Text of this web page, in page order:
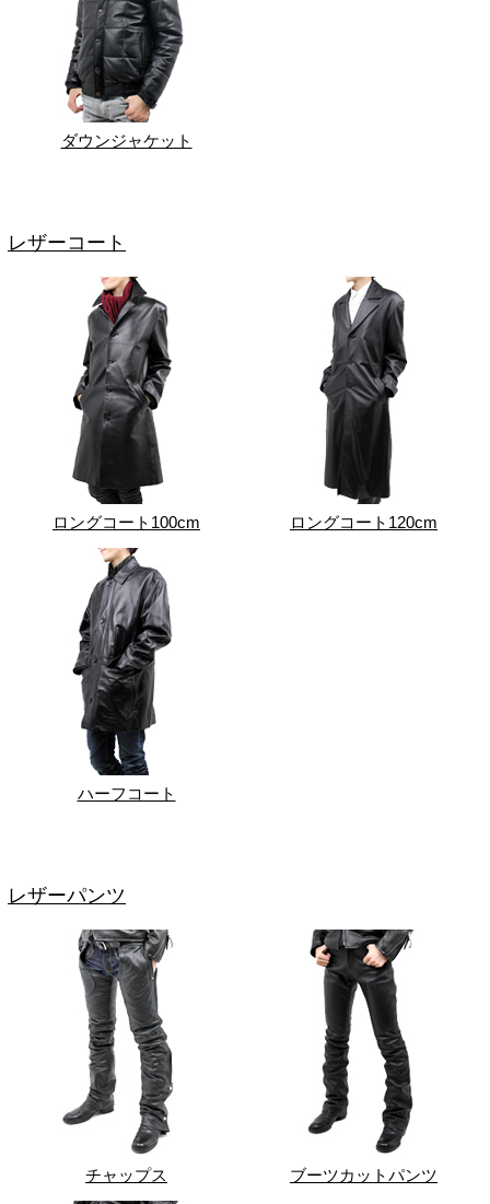
ダウンジャケット
レザーコート
ロングコート100cm ロングコート120cm
ハーフコート
レザーパンツ
チャップス ブーツカットパンツ